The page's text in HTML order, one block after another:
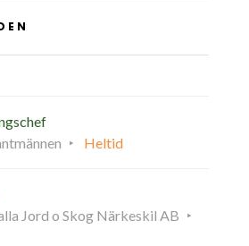
Heltid
Jord o Skog Närkeskil AB